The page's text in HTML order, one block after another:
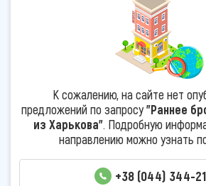
К сожалению, на сайте нет
предложений по запросу"Раннее
из Харькова". Подробную
направлению можно узнать
+38 (044) 344-